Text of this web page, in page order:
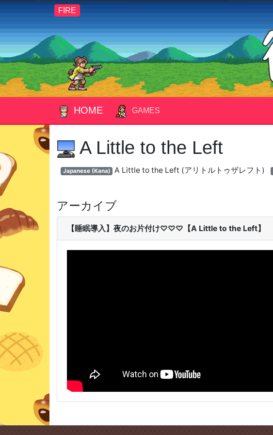
FIRE
HOME GAMES
A Little to the Left
Japanese (Kana) A Little to the Left (アリトルトゥザレフト)
アーカイブ
【睡眠導入】夜のお片付け♡♡♡【A Little to the Left】